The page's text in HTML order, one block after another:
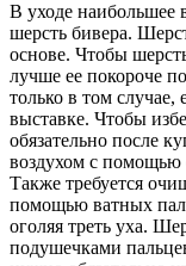
В уходе наибольшее
шерсть бивера.
основе. Чтобы
лучше ее покороче
только в том случае,
выставке. Чтобы
обязательно после
воздухом с помощью
Также требуется
помощью ватных
оголяя треть уха.
подушечками